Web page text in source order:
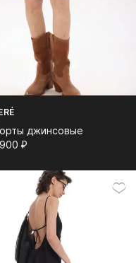
джинсовые
⁠₽